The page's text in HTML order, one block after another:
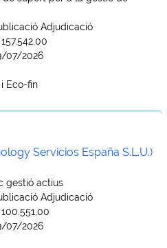
Adjudicació
07/2026
Eco-fin
Servicios España S.L.U.)
gestió actius
Adjudicació
07/2026